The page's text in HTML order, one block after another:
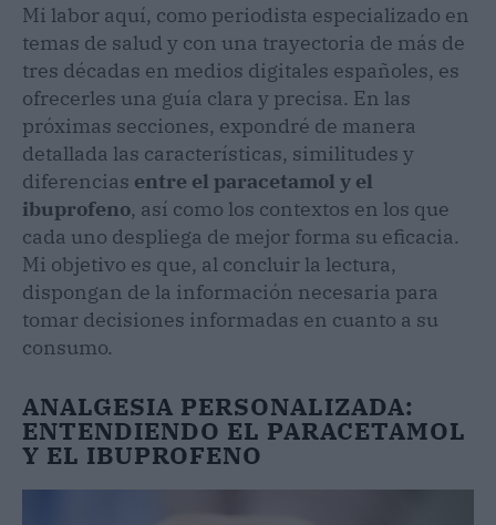
Mi labor aquí, como periodista especializado en
temas de salud y con una trayectoria de más de
tres décadas en medios digitales españoles, es
ofrecerles una guía clara y precisa. En las
próximas secciones, expondré de manera
detallada las características, similitudes y
diferencias entre el paracetamol y el
ibuprofeno, así como los contextos en los que
cada uno despliega de mejor forma su eficacia.
Mi objetivo es que, al concluir la lectura,
dispongan de la información necesaria para
tomar decisiones informadas en cuanto a su
consumo.
ANALGESIA PERSONALIZADA:
ENTENDIENDO EL PARACETAMOL
Y EL IBUPROFENO